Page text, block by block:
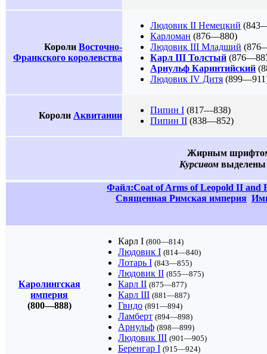
Короли Восточно-
Франкского королевства
Людовик II Немецкий
Карломан (876—880)
Людовик III Младший
Карл III Толстый
Арнульф Каринтийский
Людовик IV Дитя
Короли Аквитании
Пипин I (817—838)
Пипин II (838—852)
Жирным
Курсивом выделены
Файл:Coat of Arms of Leopold II and
Священная Римская империя
Каролингская
империя
(800—888)
Карл I (800—814)
Людовик I (814—840)
Лотарь I (843—855)
Людовик II (855—875)
Карл II (875—877)
Карл III (881—887)
Гвидо (891—894)
Ламберт (894—898)
Арнульф (898—899)
Людовик III (901—905)
Беренгар I (915—924)